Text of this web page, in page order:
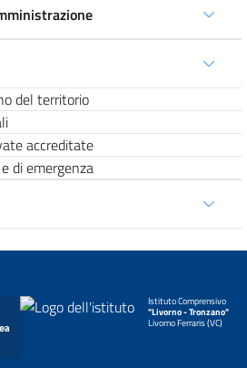
del territorio
accreditate
di emergenza
Istituto Comprensivo
"Livorno - Tronzano"
Livorno Ferraris (VC)